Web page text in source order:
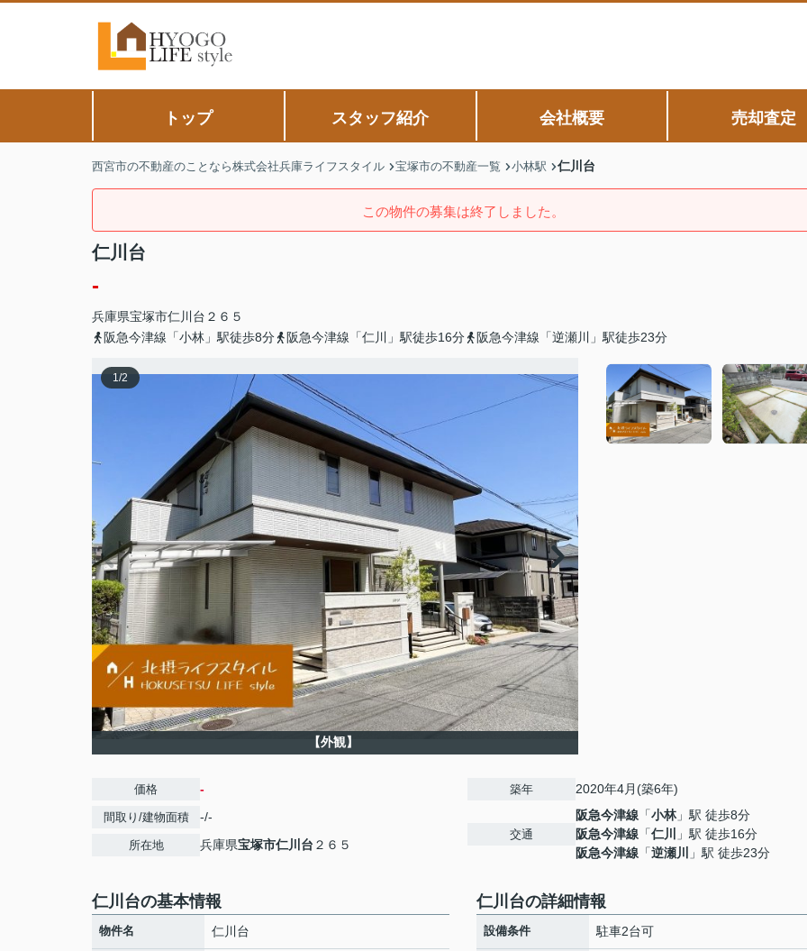
トップ スタッフ紹介 会社概要 売却査定
西宮市の不動産のことなら株式会社兵庫ライフスタイル 宝塚市の不動産一覧 小林駅 仁川台
この物件の募集は終了しました。
仁川台
-
兵庫県宝塚市仁川台 ２６５
阪急今津線「小林」駅徒歩8分
阪急今津線「仁川」駅徒歩16分 阪急今津線「逆瀬川」駅徒歩23分
1/2
【外観】
価格 -
間取り/建物面積 -/-
所在地 兵庫県宝塚市仁川台 ２６５
築年 2020年4月(築6年)
交通
阪急今津線 「小林」駅 徒歩8分
阪急今津線 「仁川
」駅 徒歩16分
阪急今津線 「逆瀬川 」駅 徒歩23分
仁川台の基本情報
物件名 仁川台
仁川台の詳細情報
設備条件 駐車2台可